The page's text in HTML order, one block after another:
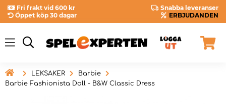
Fri frakt vid 600 kr
Snabba leveranser
Öppet köp 30 dagar
ERBJUDANDEN
 LEKSAKER
Barbie
Barbie Fashionista Doll - B&W Classic Dress